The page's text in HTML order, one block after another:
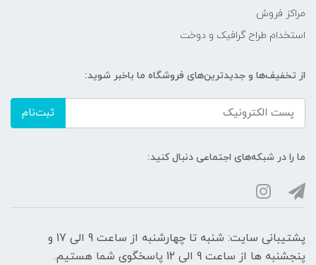
مراکز فروش
استخدام طراح گرافیک و دوخت
از تخفیف‌ها و جدیدترین‌های فروشگاه ما باخبر شوید:
ثبت‌نام
ما را در شبکه‌های اجتماعی دنبال کنید:
پشتیبانی سایت: شنبه تا چهارشنبه از ساعت 9 الی 17 و
پنجشنبه ها از ساعت 9 الی 12 پاسخگوی شما هستیم.